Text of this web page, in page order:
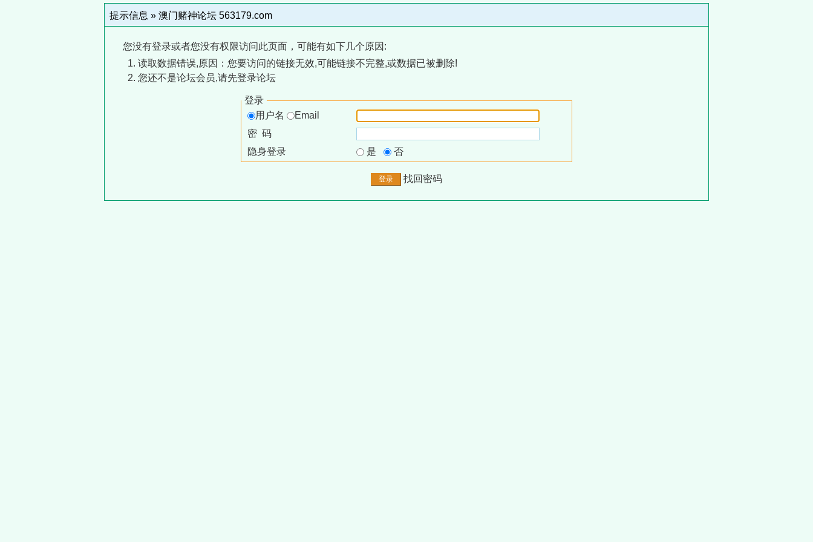
提示信息 » 澳门赌神论坛 563179.com
您没有登录或者您没有权限访问此页面，可能有如下几个原因:
读取数据错误,原因：您要访问的链接无效,可能链接不完整,或数据已被删除!
您还不是论坛会员,请先登录论坛
登录
用户名
Email
密 码
隐身登录
是 否
找回密码